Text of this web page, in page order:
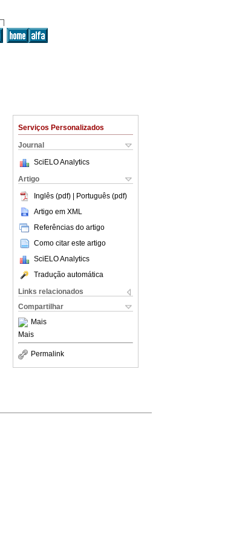
Serviços Personalizados
Journal
SciELO Analytics
Artigo
Inglês (pdf) | Português (pdf)
Artigo em XML
Referências do artigo
Como citar este artigo
SciELO Analytics
Tradução automática
Links relacionados
Compartilhar
Mais
Mais
Permalink